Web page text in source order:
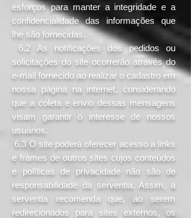
esforços para manter a integridade e a
confidencialidade das informações que
lhe são fornecidas.
6.2 As notificações dos pedidos ou
solicitações do site ocorrerão através do
e-mail fornecido ao realizar o cadastro em
nossa página na internet, considerando
que a coleta e envio dessas mensagens
visam garantir o interesse de nossos
usuários.
6.3 O site poderá oferecer acesso a links
e frames de outros sites cujos conteúdos
e políticas de privacidade não são de
responsabilidade da serventia. Assim, a
serventia recomenda que, ao serem
redirecionados para sites externos, os